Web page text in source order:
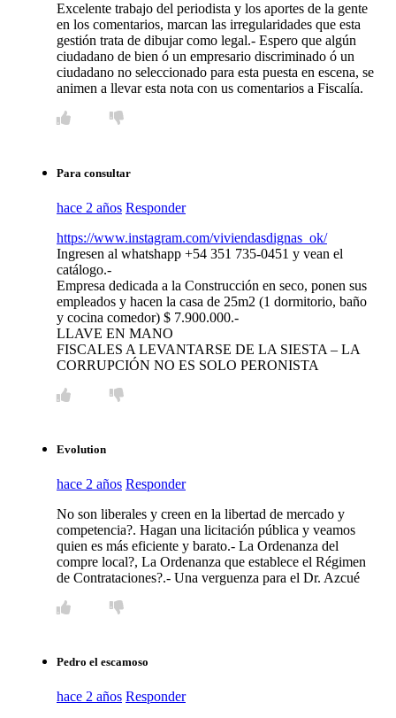
Excelente trabajo del periodista y los aportes de la gente
en los comentarios, marcan las irregularidades que esta
gestión trata de dibujar como legal.- Espero que algún
ciudadano de bien ó un empresario discriminado ó un
ciudadano no seleccionado para esta puesta en escena, se
animen a llevar esta nota con us comentarios a Fiscalía.
Para consultar
hace 2 años Responder
https://www.instagram.com/viviendasdignas_ok/
Ingresen al whatshapp +54 351 735-0451 y vean el
catálogo.-
Empresa dedicada a la Construcción en seco, ponen sus
empleados y hacen la casa de 25m2 (1 dormitorio, baño
y cocina comedor) $ 7.900.000.-
LLAVE EN MANO
FISCALES A LEVANTARSE DE LA SIESTA – LA
CORRUPCIÓN NO ES SOLO PERONISTA
Evolution
hace 2 años Responder
No son liberales y creen en la libertad de mercado y
competencia?. Hagan una licitación pública y veamos
quien es más eficiente y barato.- La Ordenanza del
compre local?, La Ordenanza que establece el Régimen
de Contrataciones?.- Una verguenza para el Dr. Azcué
Pedro el escamoso
hace 2 años Responder